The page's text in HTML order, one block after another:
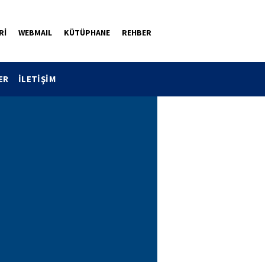
WEBMAIL KÜTÜPHANE REHBER
İLETİŞİM